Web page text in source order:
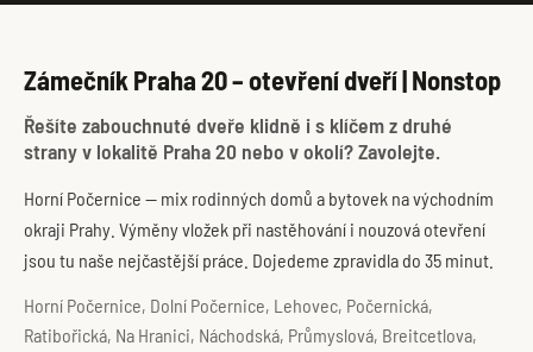
Zámečník Praha 20 – otevření dveří | Nonstop
Řešíte zabouchnuté dveře klidně i s klíčem z druhé
strany v lokalitě Praha 20 nebo v okolí? Zavolejte.
Horní Počernice — mix rodinných domů a bytovek na východním
okraji Prahy. Výměny vložek při nastěhování i nouzová otevření
jsou tu naše nejčastější práce. Dojedeme zpravidla do 35 minut.
Horní Počernice, Dolní Počernice, Lehovec, Počernická,
Ratibořická, Na Hranici, Náchodská, Průmyslová, Breitcetlova,